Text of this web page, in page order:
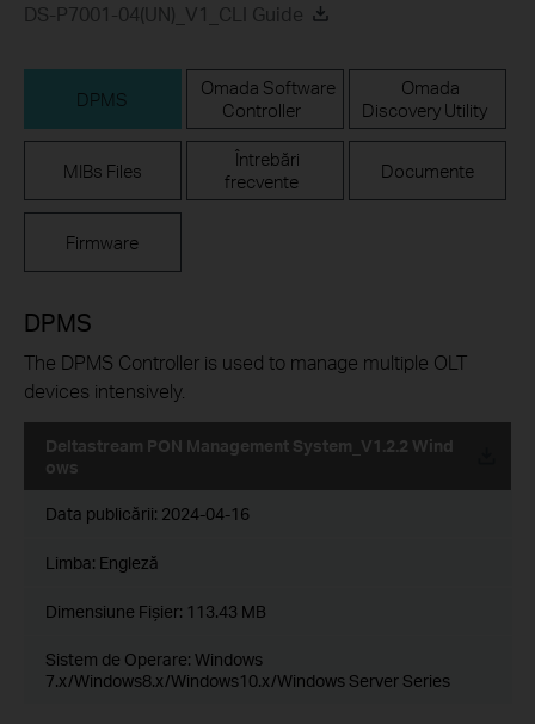
DS-P7001-04(UN)_V1_CLI Guide
DPMS
Omada Software
Controller
Omada
Discovery Utility
MIBs Files
Întrebări
frecvente
Documente
Firmware
DPMS
The DPMS Controller is used to manage multiple OLT
devices intensively.
Deltastream PON Management System_V1.2.2 Wind
ows
Data publicării: 2024-04-16
Limba: Engleză
Dimensiune Fişier: 113.43 MB
Sistem de Operare: Windows
7.x/Windows8.x/Windows10.x/Windows Server Series